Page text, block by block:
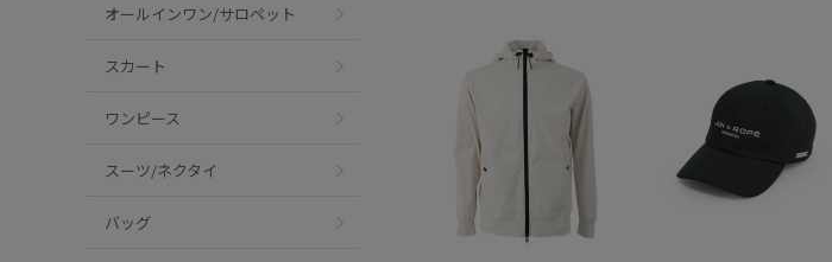
オールインワン/サロペット
スカート
ワンピース
スーツ/ネクタイ
バッグ